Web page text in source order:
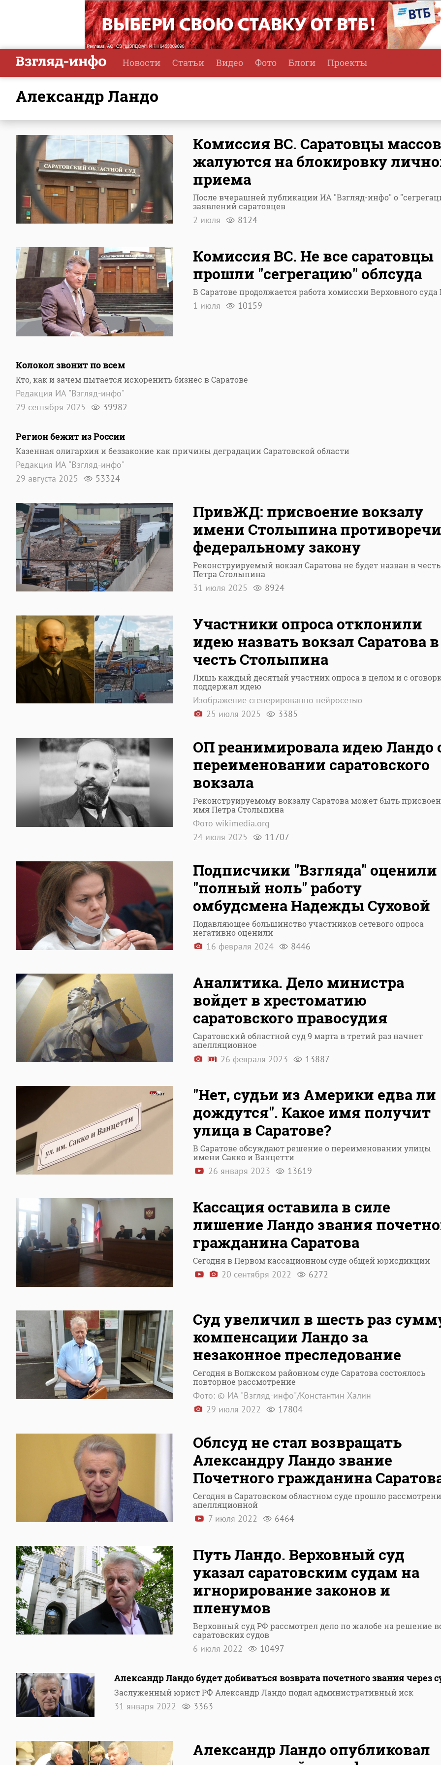
Новости Статьи Видео Фото Блоги Проекты
Александр Ландо
Комиссия ВС. Саратовцы
жалуются на блокировку
приема
После вчерашней публикации ИА "Взгляд-инфо" о
заявлений саратовцев
2 июля 8124
Комиссия ВС. Не все саратовцы
прошли "сегрегацию" облсуда
В Саратове продолжается работа комиссии Верховного суда
1 июля 10159
Колокол звонит по всем
Кто, как и зачем пытается искоренить бизнес в Саратове
Редакция ИА "Взгляд-инфо"
29 сентября 2025
39982
Регион бежит из России
Казенная олигархия и беззаконие как причины деградации Саратовской области
Редакция ИА "Взгляд-инфо"
29 августа 2025
53324
ПривЖД: присвоение вокзалу
имени Столыпина
федеральному закону
Реконструируемый вокзал Саратова не будет назван в честь
Петра Столыпина
31 июля 2025 8924
Участники опроса отклонили
идею назвать вокзал Саратова в
честь Столыпина
Лишь каждый десятый участник опроса в целом и с
поддержал идею
Изображение сгенерированно нейросетью
25 июля 2025
3385
ОП реанимировала идею Ландо
переименовании саратовского
вокзала
Реконструируемому вокзалу Саратова может быть
имя Петра Столыпина
Фото wikimedia.org
24 июля 2025
11707
Подписчики "Взгляда" оценили
"полный ноль" работу
омбудсмена Надежды Суховой
Подавляющее большинство участников сетевого опроса
негативно оценили
16 февраля 2024 8446
Аналитика. Дело министра
войдет в хрестоматию
саратовского правосудия
Саратовский областной суд 9 марта в третий раз начнет
апелляционное
26 февраля 2023 13887
"Нет, судьи из Америки едва ли
дождутся". Какое имя получит
улица в Саратове?
В Саратове обсуждают решение о переименовании улицы
имени Сакко и Ванцетти
26 января 2023 13619
Кассация оставила в силе
лишение Ландо звания
гражданина Саратова
Сегодня в Первом кассационном суде общей юрисдикции
20 сентября 2022 6272
Суд увеличил в шесть раз
компенсации Ландо за
незаконное преследование
Сегодня в Волжском районном суде Саратова состоялось
повторное рассмотрение
Фото: © ИА "Взгляд-инфо"/Константин Халин
29 июля 2022
17804
Облсуд не стал возвращать
Александру Ландо звание
Почетного гражданина
Сегодня в Саратовском областном суде прошло
апелляционной
7 июля 2022 6464
Путь Ландо. Верховный суд
указал саратовским судам на
игнорирование законов и
пленумов
Верховный суд РФ рассмотрел дело по жалобе на решение
саратовских судов
6 июля 2022 10497
Александр Ландо будет добиваться возврата почетного звания через
Заслуженный юрист РФ Александр Ландо подал административный иск
31 января 2022 3363
Александр Ландо опубликовал